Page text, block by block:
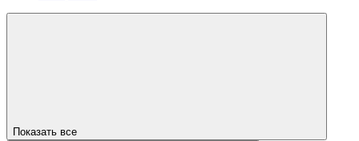
Показать все